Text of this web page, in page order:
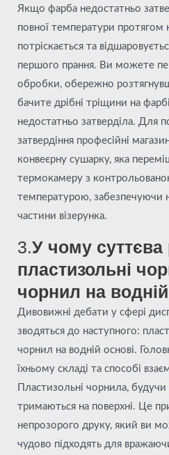
Якщо фарба недостатньо
повної температури протягом
потріскається та
першого прання. Ви можете
обробки, обережно
бачите дрібні тріщини на
недостатньо затверділа. Для
затвердіння професійні
конвеєрну сушарку, яка
термокамеру з
температурою, забезпечуючи
частини візерунка.
3.У чому суттєва
пластизольні
чорнил на
Дивовижні дебати у сфері
зводяться до наступного:
чорнил на водній основі.
їхньому складі та способі
Пластизольні чорнила,
тримаються на поверхні. Це
непрозорого друку, який ви
чудово підходять для